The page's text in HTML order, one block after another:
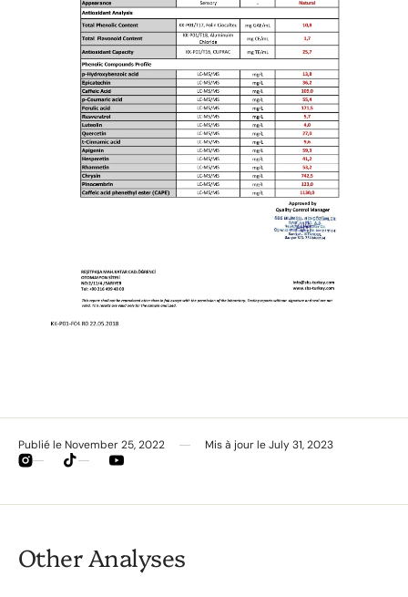
Publié le November 25, 2022 Mis à jour leJuly 31, 2023
InstagramTikTok YouTube
Other Analyses